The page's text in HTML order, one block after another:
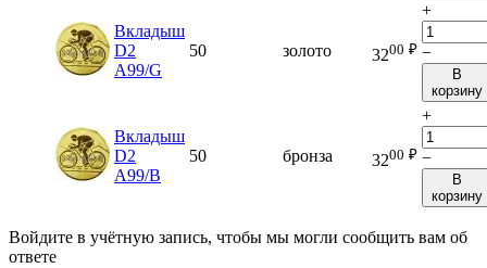
Вкладыш
D2
A99/G
50 золото 3200 ₽
+
−
В
корзину
Вкладыш
D2
A99/B
50 бронза 3200 ₽
+
−
В
корзину
Войдите в учётную запись, чтобы мы могли сообщить вам об
ответе